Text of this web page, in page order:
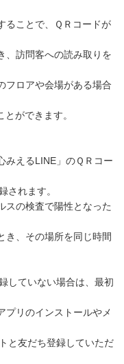
ことで、ＱＲコードが
訪問客への読み取りを
ロアや会場がある場合
ができます。
えるLINE」のＱＲコー
れます。
の検査で陽性となった
、その場所を同じ時間
ていない場合は、最初
リのインストールやメ
友だち登録していただ